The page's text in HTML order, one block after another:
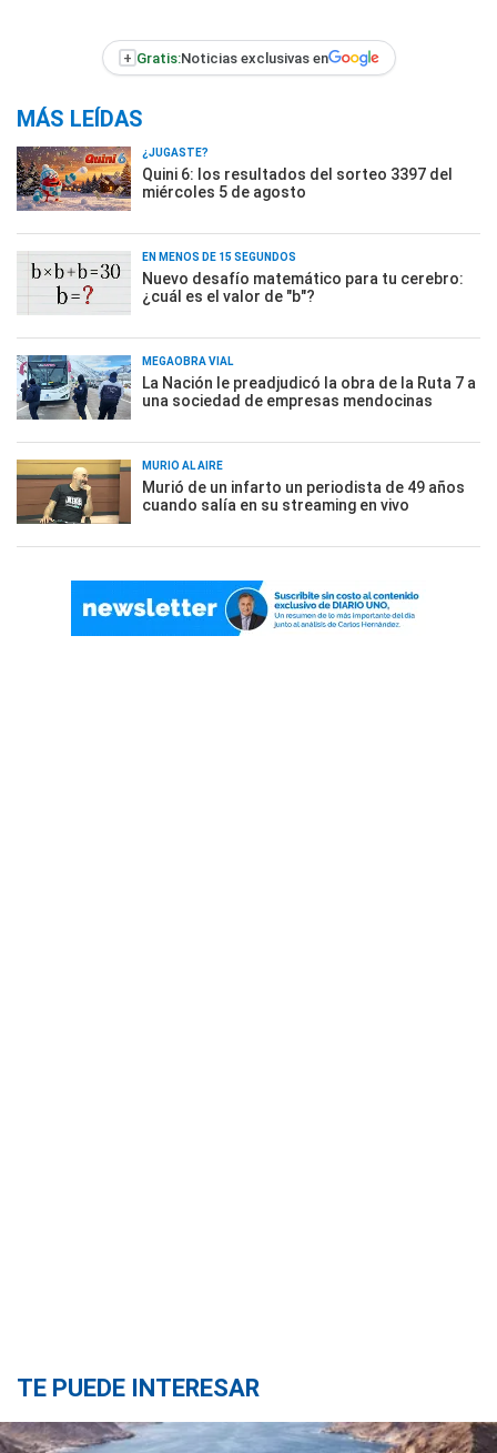
+ Gratis:Noticias exclusivas en
MÁS LEÍDAS
¿JUGASTE?
Quini 6: los resultados del sorteo 3397 del
miércoles 5 de agosto
EN MENOS DE 15 SEGUNDOS
Nuevo desafío matemático para tu cerebro:
¿cuál es el valor de "b"?
MEGAOBRA VIAL
La Nación le preadjudicó la obra de la Ruta 7 a
una sociedad de empresas mendocinas
MURIÓ AL AIRE
Murió de un infarto un periodista de 49 años
cuando salía en su streaming en vivo
TE PUEDE INTERESAR